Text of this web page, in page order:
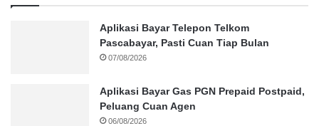
Aplikasi Bayar Telepon Telkom
Pascabayar, Pasti Cuan Tiap Bulan
07/08/2026
Aplikasi Bayar Gas PGN Prepaid Postpaid,
Peluang Cuan Agen
06/08/2026